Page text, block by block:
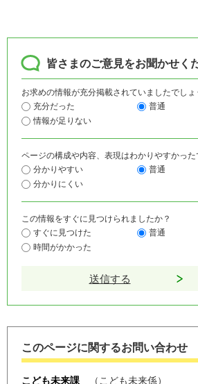
皆さまのご意見をお聞かせく
お求めの情報が充分掲載されていましたでしょ
充分だった
普通
情報が足りない
ページの構成や内容、表現はわかりやすかった
分かりやすい
普通
分かりにくい
この情報をすぐに見つけられましたか？
すぐに見つけた
普通
時間がかかった
このページに関するお問い合わせ
こども未来課
こども未来係